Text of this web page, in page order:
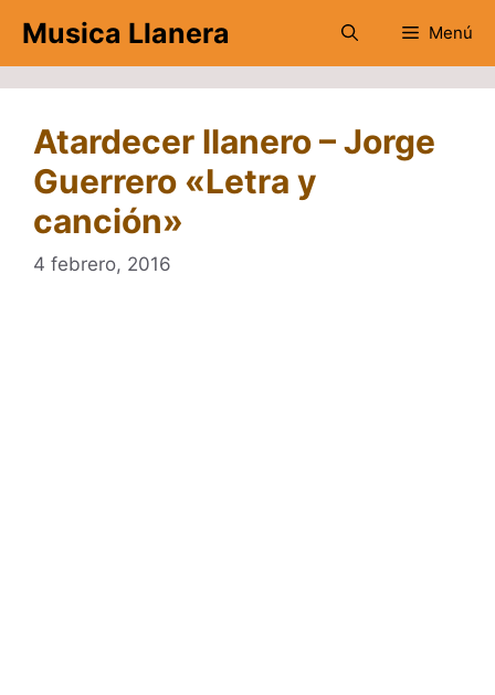
contenido
Musica Llanera Menú
Atardecer llanero – Jorge
Guerrero «Letra y
canción»
4 febrero, 2016